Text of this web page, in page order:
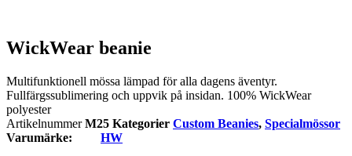
WickWear beanie
Multifunktionell mössa lämpad för alla dagens äventyr.
Fullfärgssublimering och uppvik på insidan. 100% WickWear
polyester
ArtikelnummerM25 Kategorier Custom Beanies, Specialmössor
Varumärke:
HW